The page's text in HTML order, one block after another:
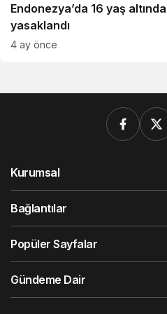
Endonezya’da 16 yaş
yasaklandı
4 ay önce
Kurumsal
Bağlantılar
Popüler Sayfalar
Gündeme Dair